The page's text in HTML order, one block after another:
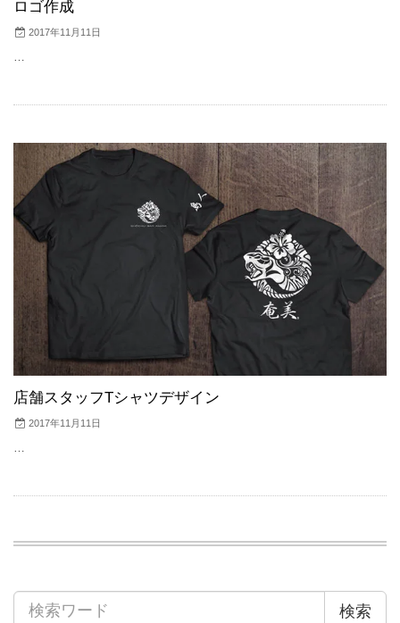
ロゴ作成
2017年11月11日
店舗スタッフTシャツデザイン
2017年11月11日
検索